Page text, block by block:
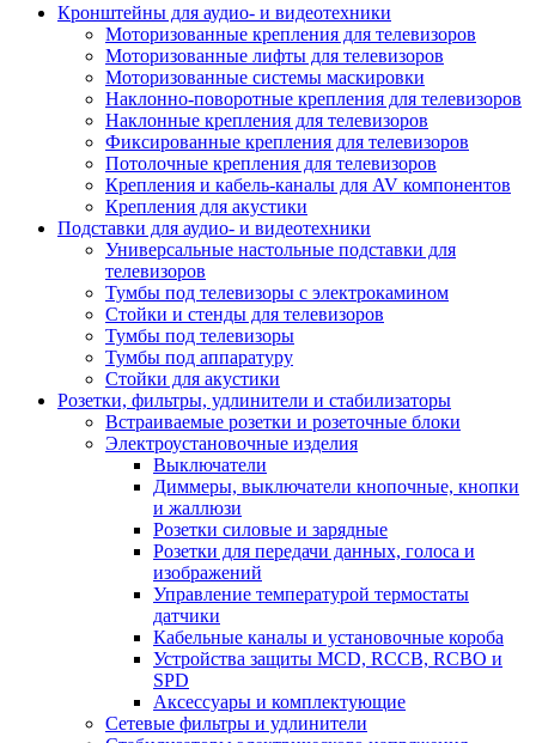
Кронштейны для аудио- и видеотехники
Моторизованные крепления для телевизоров
Моторизованные лифты для телевизоров
Моторизованные системы маскировки
Наклонно-поворотные крепления для телевизоров
Наклонные крепления для телевизоров
Фиксированные крепления для телевизоров
Потолочные крепления для телевизоров
Крепления и кабель-каналы для AV компонентов
Крепления для акустики
Подставки для аудио- и видеотехники
Универсальные настольные подставки для
телевизоров
Тумбы под телевизоры с электрокамином
Стойки и стенды для телевизоров
Тумбы под телевизоры
Тумбы под аппаратуру
Стойки для акустики
Розетки, фильтры, удлинители и стабилизаторы
Встраиваемые розетки и розеточные блоки
Электроустановочные изделия
Выключатели
Диммеры, выключатели кнопочные, кнопки
и жаллюзи
Розетки силовые и зарядные
Розетки для передачи данных, голоса и
изображений
Управление температурой термостаты
датчики
Кабельные каналы и установочные короба
Устройства защиты MCD, RCCB, RCBO и
SPD
Аксессуары и комплектующие
Сетевые фильтры и удлинители